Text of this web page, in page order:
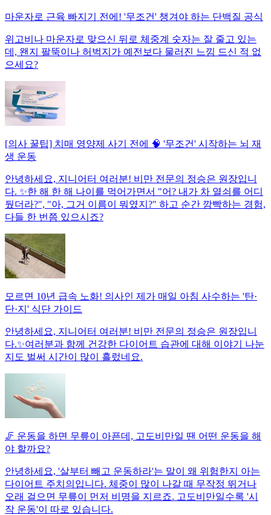
마운자로 근육 빠지기 전에! '무조건' 챙겨야 하는 단백질 공식
위고비나 마운자로 맞으신 뒤로 체중계 숫자는 잘 줄고 있는
데, 왠지 팔뚝이나 허벅지가 예전보다 물러진 느낌 드신 적 없
으세요?
[의사 꿀팁] 치매 영양제 사기 전에 🧠 '무조건' 시작하는 뇌 재
생 운동
안녕하세요, 지니어터 여러분! 비만 전문의 정승은 원장입니
다. ✨한 해 한 해 나이를 먹어가면서 "어? 내가 차 열쇠를 어디
뒀더라?", "아, 그거 이름이 뭐였지?" 하고 순간 깜빡하는 경험,
다들 한 번쯤 있으시죠?
모르면 10년 급속 노화! 의사인 제가 매일 아침 사수하는 '탄·
단·지' 식단 가이드
안녕하세요, 지니어터 여러분! 비만 전문의 정승은 원장입니
다.✨여러분과 함께 건강한 다이어트 습관에 대해 이야기 나눈
지도 벌써 시간이 많이 흘렀네요.
🦵 운동을 하면 무릎이 아픈데, 고도비만일 땐 어떤 운동을 해
야 할까요?
안녕하세요, '살부터 빼고 운동하라'는 말이 왜 위험한지 아는
다이어트 주치의입니다. 체중이 많이 나갈 때 무작정 뛰거나
오래 걸으면 무릎이 먼저 비명을 지르죠. 고도비만일수록 '시
작 운동'이 따로 있습니다.